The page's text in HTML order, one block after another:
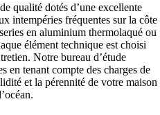
qualité dotés d’une excellente
intempéries fréquentes sur la côte
en aluminium thermolaqué ou
élément technique est choisi
Notre bureau d’étude
en tenant compte des charges de
et la pérennité de votre maison